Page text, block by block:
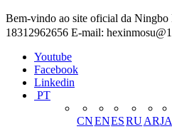
Bem-vindo ao site oficial da
18312962656 E-mail:
Youtube
Facebook
Linkedin
PT
CNENESRUARJA